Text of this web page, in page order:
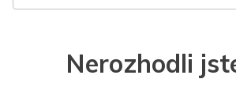
Nerozhodli